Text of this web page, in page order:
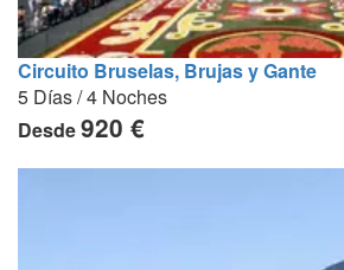
Circuito Bruselas, Brujas y Gante
5 Días / 4 Noches
Desde920 €